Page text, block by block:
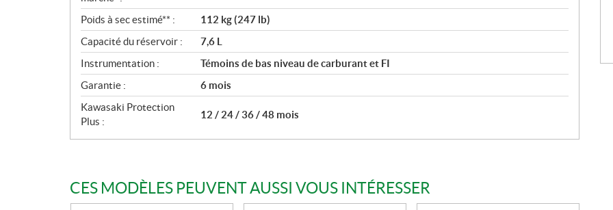
Poids à sec estimé** :
112 kg (247 lb)
Capacité du réservoir :
7,6 L
Instrumentation :
Témoins de bas niveau de carburant et FI
Garantie :
6 mois
Kawasaki Protection
Plus :
12 / 24 / 36 / 48 mois
CES MODÈLES PEUVENT AUSSI VOUS INTÉRESSER